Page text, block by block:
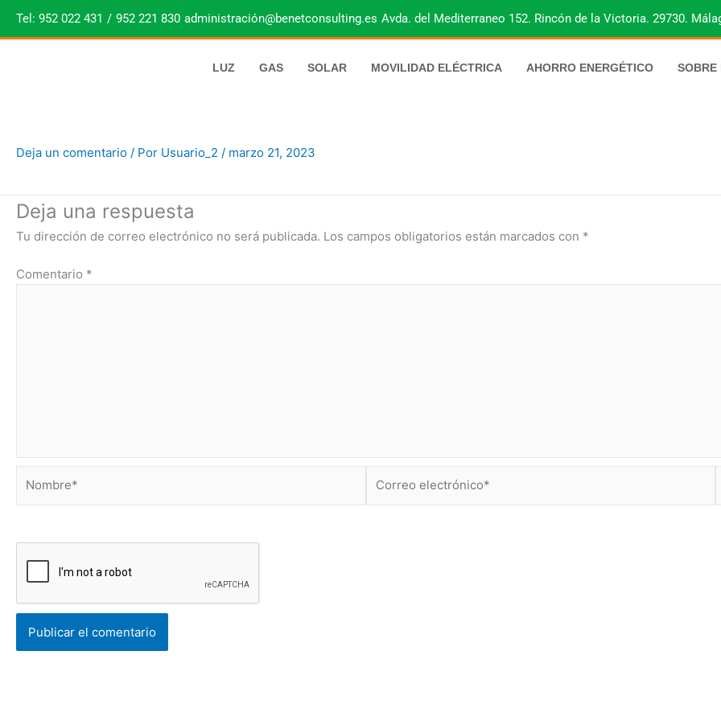
Tel: 952 022 431 / 952 221 830 administración@benetconsulting.es Avda. del Mediterraneo 152. Rincón de la Victoria. 29730.
LUZ GAS SOLAR MOVILIDAD ELÉCTRICA AHORRO ENERGÉTICO SOBRE
Deja un comentario / Por Usuario_2 / marzo 21, 2023
Deja una respuesta
Tu dirección de correo electrónico no será publicada. Los campos obligatorios están marcados con *
Comentario *
electrónico*